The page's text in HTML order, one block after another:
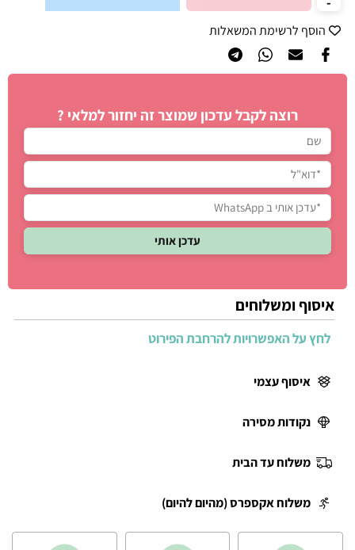
הוסף לרשימת המשאלות
רוצה לקבל עדכון שמוצר זה יחזור למלאי ?
איסוף ומשלוחים
לחץ על האפשרויות להרחבת הפירוט
איסוף עצמי
נקודות מסירה
משלוח עד הבית
משלוח אקספרס (מהיום להיום)